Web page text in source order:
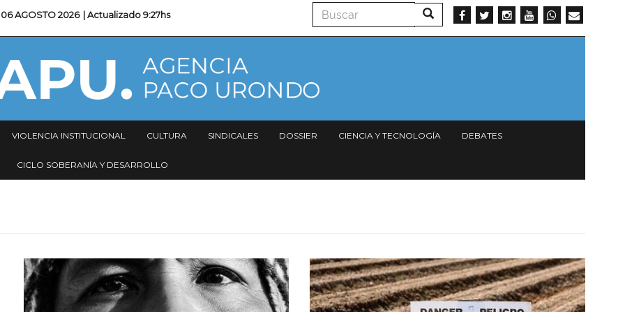
06 AGOSTO 2026 | Actualizado9:27hs Buscar Buscar
VIOLENCIA INSTITUCIONAL CULTURA SINDICALES DOSSIER CIENCIA Y TECNOLOGÍA DEBATES
CICLO SOBERANÍA Y DESARROLLO
Imagen Imagen